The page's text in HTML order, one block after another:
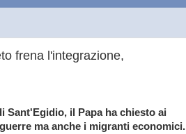
frena l'integrazione,
Sant'Egidio, il Papa ha chiesto ai
ma anche i migranti economici.